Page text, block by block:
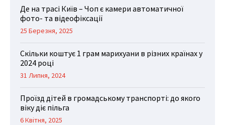
Де на трасі Київ – Чоп є камери автоматичної
фото- та відеофіксації
25 Березня, 2025
Скільки коштує 1 грам марихуани в різних країнах у
2024 році
31 Липня, 2024
Проїзд дітей в громадському транспорті: до якого
віку діє пільга
6 Квітня, 2025